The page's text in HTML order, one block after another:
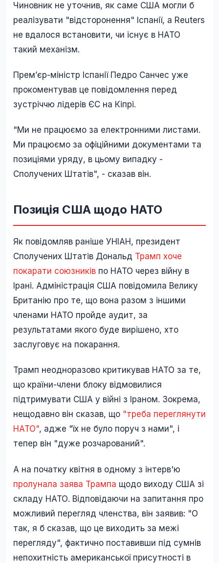
Чиновник не уточнив, як саме США могли б
реалізувати "відсторонення" Іспанії, а Reuters
не вдалося встановити, чи існує в НАТО
такий механізм.
Прем’єр-міністр Іспанії Педро Санчес уже
прокоментував це повідомлення перед
зустріччю лідерів ЄС на Кіпрі.
"Ми не працюємо за електронними листами.
Ми працюємо за офіційними документами та
позиціями уряду, в цьому випадку -
Сполучених Штатів", - сказав він.
Позиція США щодо НАТО
Як повідомляв раніше УНІАН, президент
Сполучених Штатів Дональд Трамп хоче
покарати союзників по НАТО через війну в
Ірані. Адміністрація США повідомила Велику
Британію про те, що вона разом з іншими
членами НАТО пройде аудит, за
результатами якого буде вирішено, хто
заслуговує на покарання.
Трамп неодноразово критикував НАТО за те,
що країни-члени блоку відмовилися
підтримувати США у війні з Іраном. Зокрема,
нещодавно він сказав, що "треба переглянути
НАТО", адже "їх не було поруч з нами", і
тепер він "дуже розчарований".
А на початку квітня в одному з інтерв'ю
пролунала заява Трампа щодо виходу США зі
складу НАТО. Відповідаючи на запитання про
можливий перегляд членства, він заявив: "О
так, я б сказав, що це виходить за межі
перегляду", фактично поставивши під сумнів
непохитність американської присутності в